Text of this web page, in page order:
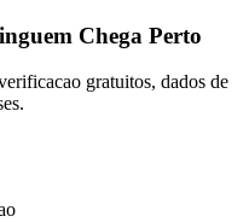
Chega Perto
gratuitos, dados de